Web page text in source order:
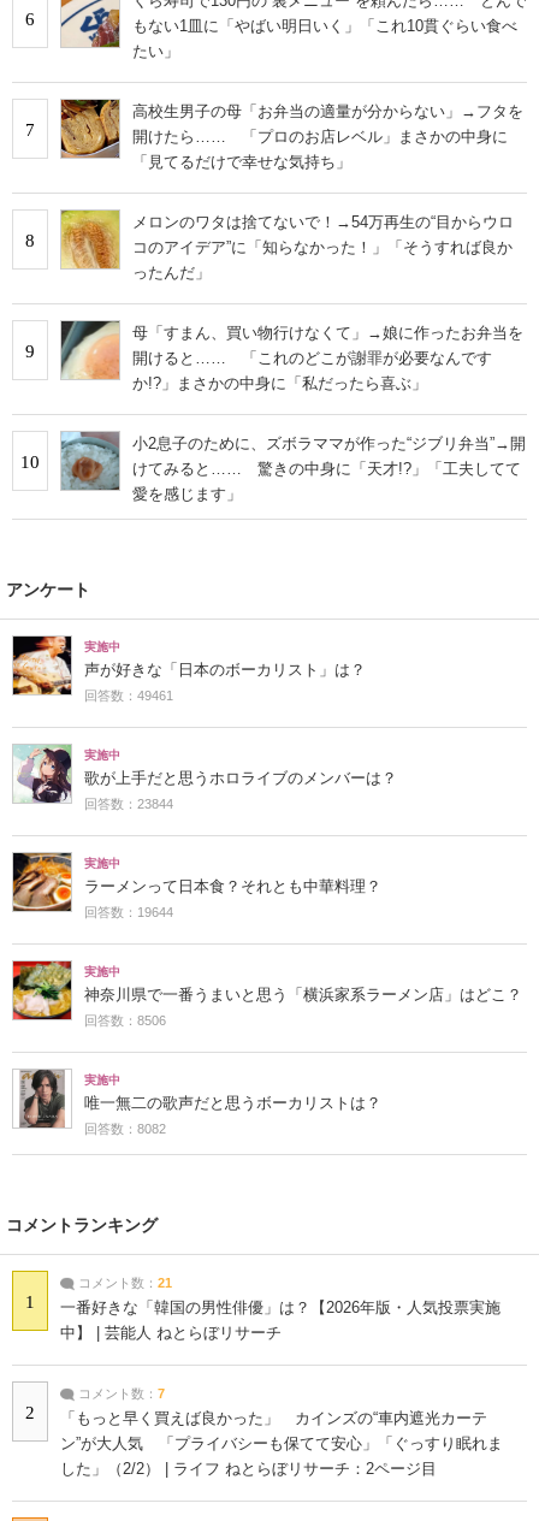
6
もない1皿に「やばい明日いく」「これ10貫ぐらい食べ
たい」
7
高校生男子の母「お弁当の適量が分からない」→フタを
開けたら…… 「プロのお店レベル」まさかの中身に
「見てるだけで幸せな気持ち」
8
メロンのワタは捨てないで！→54万再生の“目からウロ
コのアイデア”に「知らなかった！」「そうすれば良か
ったんだ」
9
母「すまん、買い物行けなくて」→娘に作ったお弁当を
開けると…… 「これのどこが謝罪が必要なんです
か!?」まさかの中身に「私だったら喜ぶ」
10
小2息子のために、ズボラママが作った“ジブリ弁当”→開
けてみると…… 驚きの中身に「天才!?」「工夫してて
愛を感じます」
アンケート
実施中
声が好きな「日本のボーカリスト」は？
回答数：49461
実施中
歌が上手だと思うホロライブのメンバーは？
回答数：23844
実施中
ラーメンって日本食？それとも中華料理？
回答数：19644
実施中
神奈川県で一番うまいと思う「横浜家系ラーメン店」はどこ？
回答数：8506
実施中
唯一無二の歌声だと思うボーカリストは？
回答数：8082
コメントランキング
1
コメント数： 21
一番好きな「韓国の男性俳優」は？【2026年版・人気投票実施
中】 | 芸能人 ねとらぼリサーチ
2
コメント数： 7
「もっと早く買えば良かった」 カインズの“車内遮光カーテ
ン”が大人気 「プライバシーも保てて安心」「ぐっすり眠れま
した」（2/2） | ライフ ねとらぼリサーチ：2ページ目